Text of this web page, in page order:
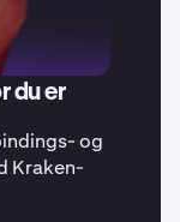
du er
og
Kraken-